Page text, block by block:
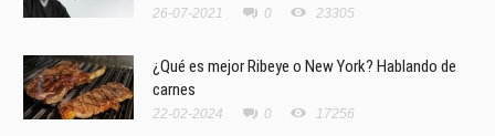
26-07-2021 0 23305
¿Qué es mejor Ribeye o New York? Hablando de
carnes
22-02-2024 0 17256